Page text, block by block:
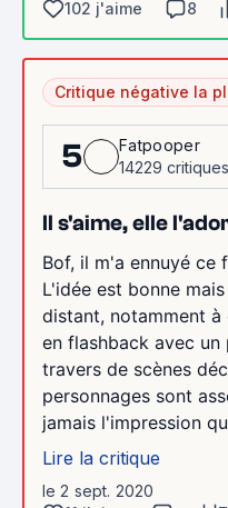
102 j'aime
8
Critique négative la
5
Fatpooper
14229 critiques
Il s'aime, elle
Bof, il m'a ennuyé ce
L'idée est bonne
distant, notamment
en flashback avec un
travers de scènes
personnages sont
jamais l'impression
Lire la critique
le 2 sept. 2020